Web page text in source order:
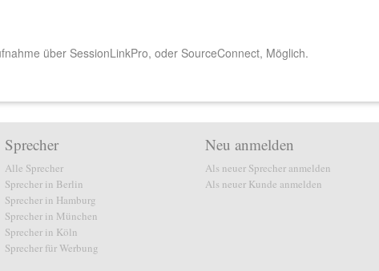
über SessionLinkPro, oder SourceConnect, Möglich.
Sprecher
Alle Sprecher
Sprecher in Berlin
Sprecher in Hamburg
Sprecher in München
Sprecher in Köln
Sprecher für Werbung
Neu anmelden
Als neuer Sprecher anmelden
Als neuer Kunde anmelden